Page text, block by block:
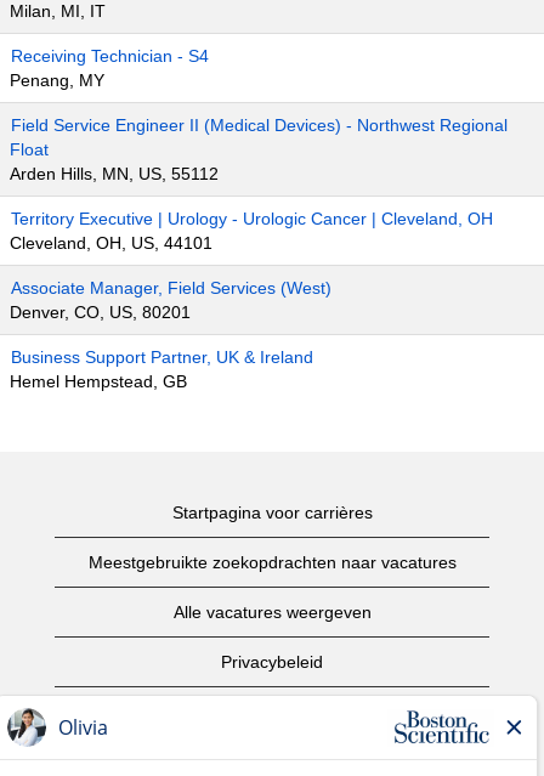
Milan, MI, IT
Receiving Technician - S4
Penang, MY
Field Service Engineer II (Medical Devices) - Northwest Regional
Float
Arden Hills, MN, US, 55112
Territory Executive | Urology - Urologic Cancer | Cleveland, OH
Cleveland, OH, US, 44101
Associate Manager, Field Services (West)
Denver, CO, US, 80201
Business Support Partner, UK & Ireland
Hemel Hempstead, GB
Startpagina voor carrières
Meestgebruikte zoekopdrachten naar vacatures
Alle vacatures weergeven
Privacybeleid
Copyright informatie